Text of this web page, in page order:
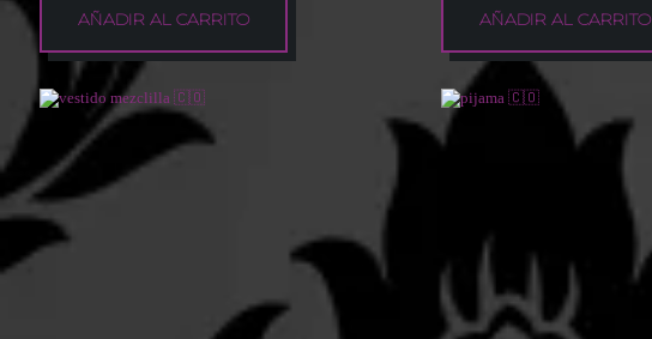
AÑADIR AL CARRITO AÑADIR AL CARRITO